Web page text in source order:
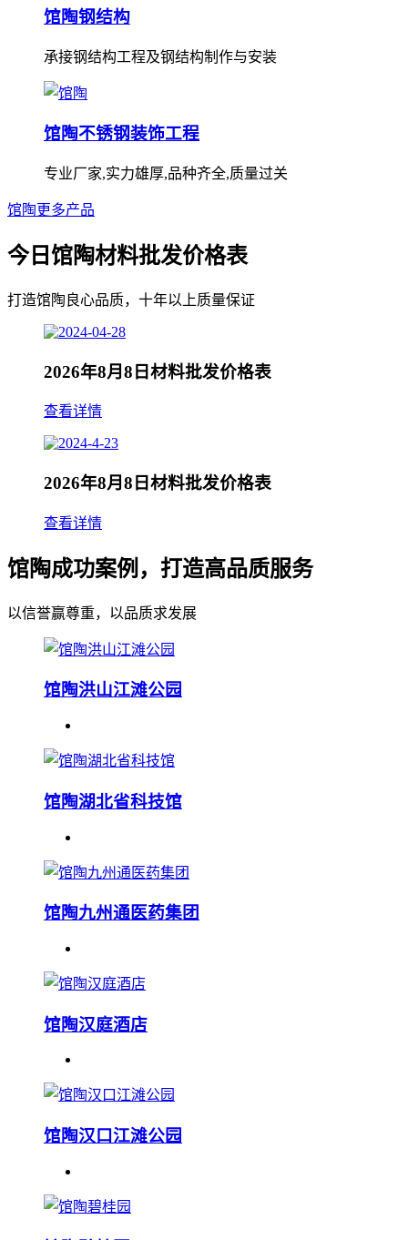
馆陶钢结构
承接钢结构工程及钢结构制作与安装
馆陶不锈钢装饰工程
专业厂家,实力雄厚,品种齐全,质量过关
馆陶更多产品
今日馆陶材料批发价格表
打造馆陶良心品质，十年以上质量保证
2026年8月8日材料批发价格表
查看详情
2026年8月8日材料批发价格表
查看详情
馆陶成功案例，打造高品质服务
以信誉赢尊重，以品质求发展
馆陶洪山江滩公园
馆陶湖北省科技馆
馆陶九州通医药集团
馆陶汉庭酒店
馆陶汉口江滩公园